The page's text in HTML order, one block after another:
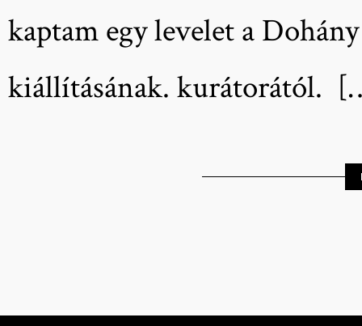
kaptam egy levelet a
kiállításának. kurátorától.